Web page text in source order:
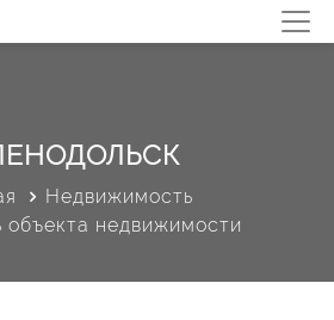
Недвижимость
объекта недвижимости